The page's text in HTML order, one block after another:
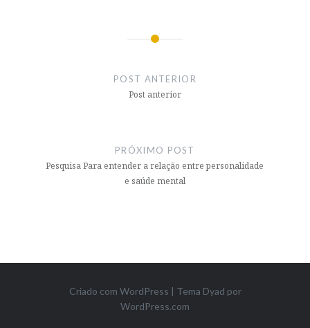
POST ANTERIOR
Post anterior
PRÓXIMO POST
Pesquisa Para entender a relação entre personalidade
e saúde mental
Criado com WordPress | Tema Dyad por
WordPress.com